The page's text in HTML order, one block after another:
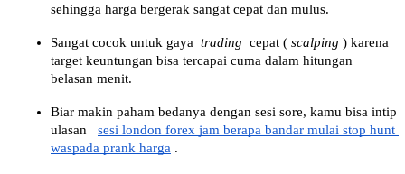
sehingga harga bergerak sangat cepat dan mulus.
Sangat cocok untuk gaya trading cepat ( scalping ) karena
target keuntungan bisa tercapai cuma dalam hitungan
belasan menit.
Biar makin paham bedanya dengan sesi sore, kamu bisa intip
ulasan
sesi london forex jam berapa bandar mulai stop hunt
waspada prank harga .